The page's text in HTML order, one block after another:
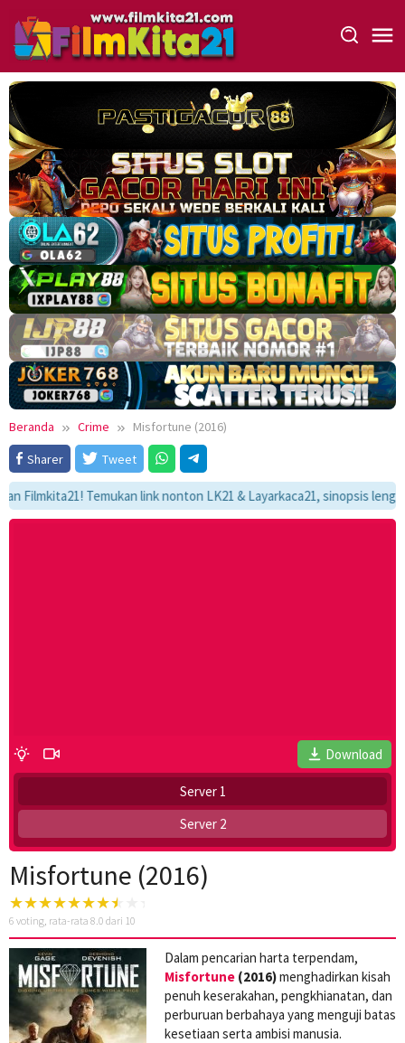
konten
Beranda Crime
Misfortune (2016)
Sharer
Tweet
Temukan link nonton LK21 & Layarkaca21, sinopsis
Download
Server 1
Server 2
Misfortune (2016)
6 voting, rata-rata 8.0 dari 10
Dalam pencarian harta terpendam,
Misfortune (2016)menghadirkan kisah
penuh keserakahan, pengkhianatan, dan
perburuan berbahaya yang menguji batas
kesetiaan serta ambisi manusia.